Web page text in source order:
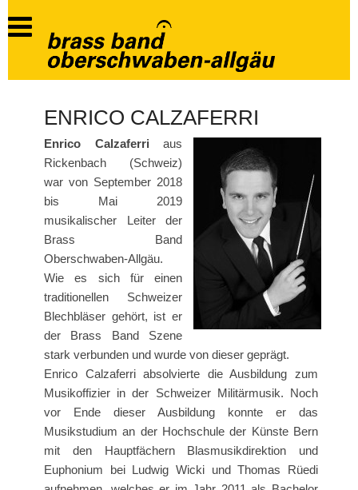
ENRICO CALZAFERRI
Enrico Calzaferri aus
Rickenbach (Schweiz)
war von September 2018
bis Mai 2019
musikalischer Leiter der
Brass Band
Oberschwaben-Allgäu.
Wie es sich für einen
traditionellen Schweizer
Blechbläser gehört, ist er
der Brass Band Szene
stark verbunden und wurde von dieser geprägt.
Enrico Calzaferri absolvierte die Ausbildung zum
Musikoffizier in der Schweizer Militärmusik. Noch
vor Ende dieser Ausbildung konnte er das
Musikstudium an der Hochschule der Künste Bern
mit den Hauptfächern Blasmusikdirektion und
Euphonium bei Ludwig Wicki und Thomas Rüedi